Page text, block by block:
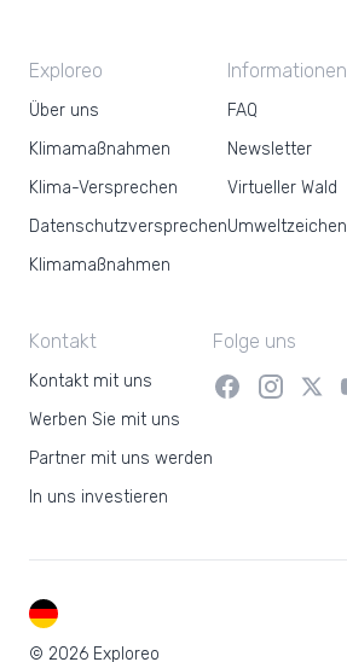
Exploreo
Über uns
Klimamaßnahmen
Klima-Versprechen
Datenschutzversprechen
Klimamaßnahmen
Informationen
FAQ
Newsletter
Virtueller Wald
Umweltzeichen
Kontakt
Kontakt mit uns
Werben Sie mit uns
Partner mit uns werden
In uns investieren
Folge uns
© 2026 Exploreo